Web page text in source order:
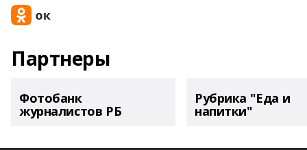
Партнеры
Фотобанк
журналистов РБ
Рубрика "Еда и
напитки"